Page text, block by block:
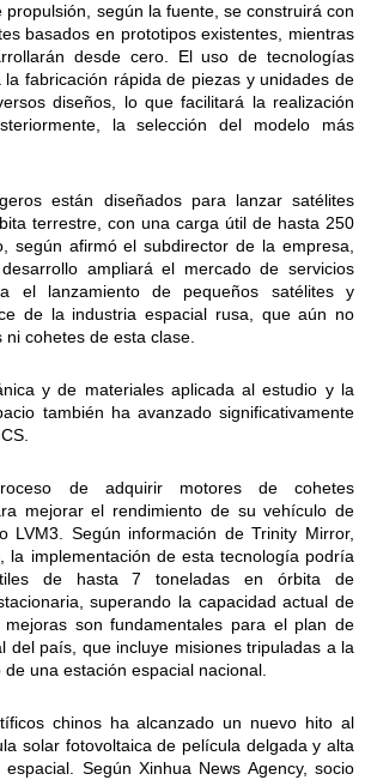
propulsión, según la fuente, se construirá con
basados en prototipos existentes, mientras
desde cero. El uso de tecnologías
la fabricación rápida de piezas y unidades de
diseños, lo que facilitará la realización
la selección del modelo más
están diseñados para lanzar satélites
terrestre, con una carga útil de hasta 250
según afirmó el subdirector de la empresa,
ampliará el mercado de servicios
el lanzamiento de pequeños satélites y
de la industria espacial rusa, que aún no
cohetes de esta clase.
y de materiales aplicada al estudio y la
también ha avanzado significativamente
de adquirir motores de cohetes
mejorar el rendimiento de su vehículo de
LVM3. Según información de Trinity Mirror,
la implementación de esta tecnología podría
de hasta 7 toneladas en órbita de
superando la capacidad actual de
son fundamentales para el plan de
del país, que incluye misiones tripuladas a la
una estación espacial nacional.
chinos ha alcanzado un nuevo hito al
solar fotovoltaica de película delgada y alta
Según Xinhua News Agency, socio